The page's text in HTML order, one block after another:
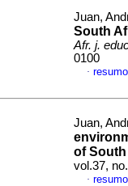
Juan,
South
Afr. j.
0100
·
Juan,
of
vol.37,
·